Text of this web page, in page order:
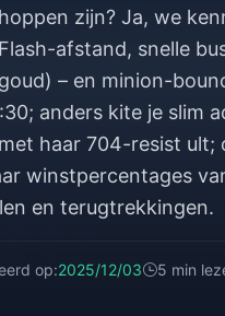
zijn? Ja, we
afstand, snelle
– en minion-
anders kite je slim
haar 704-resist
winstpercentages
en terugtrekkingen.
op:2025/12/03 5 min